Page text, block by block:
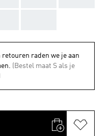
retouren raden we je aan
(Bestel maat S als je